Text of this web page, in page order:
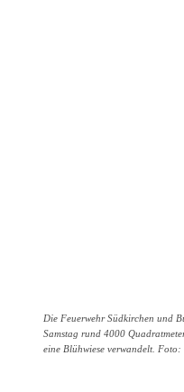
Die Feuerwehr Südkirchen und
Samstag rund 4000
eine Blühwiese verwandelt. Foto: